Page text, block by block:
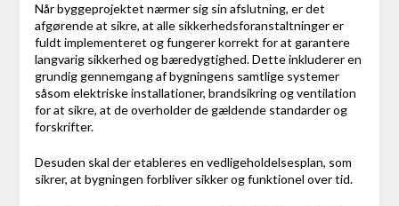
Når byggeprojektet nærmer sig sin afslutning, er det
afgørende at sikre, at alle sikkerhedsforanstaltninger er
fuldt implementeret og fungerer korrekt for at garantere
langvarig sikkerhed og bæredygtighed. Dette inkluderer en
grundig gennemgang af bygningens samtlige systemer
såsom elektriske installationer, brandsikring og ventilation
for at sikre, at de overholder de gældende standarder og
forskrifter.
Desuden skal der etableres en vedligeholdelsesplan, som
sikrer, at bygningen forbliver sikker og funktionel over tid.